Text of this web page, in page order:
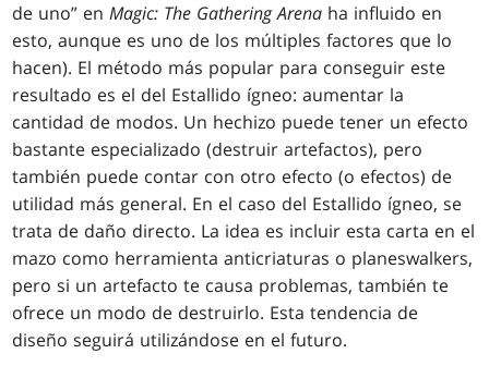
de uno” enMagic: The Gathering Arena ha influido en
esto, aunque es uno de los múltiples factores que lo
hacen). El método más popular para conseguir este
resultado es el del Estallido ígneo: aumentar la
cantidad de modos. Un hechizo puede tener un efecto
bastante especializado (destruir artefactos), pero
también puede contar con otro efecto (o efectos) de
utilidad más general. En el caso del Estallido ígneo, se
trata de daño directo. La idea es incluir esta carta en el
mazo como herramienta anticriaturas o planeswalkers,
pero si un artefacto te causa problemas, también te
ofrece un modo de destruirlo. Esta tendencia de
diseño seguirá utilizándose en el futuro.